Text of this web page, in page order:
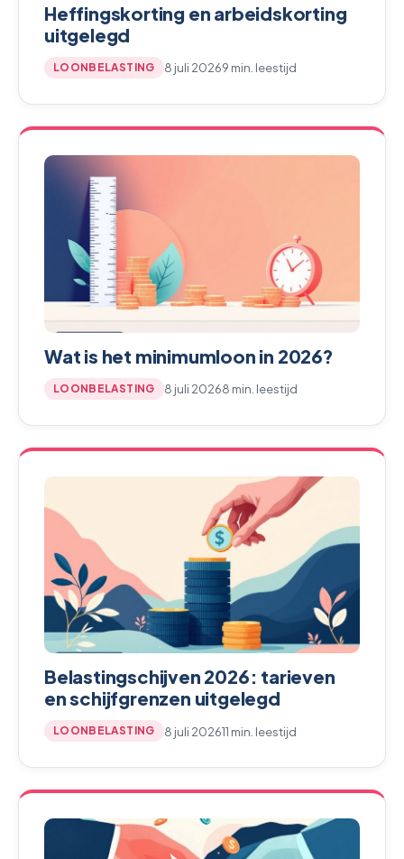
Heffingskorting en arbeidskorting
uitgelegd
LOONBELASTING 8 juli 20269 min. leestijd
Wat is het minimumloon in 2026?
LOONBELASTING 8 juli 20268 min. leestijd
Belastingschijven 2026: tarieven
en schijfgrenzen uitgelegd
LOONBELASTING 8 juli 202611 min. leestijd